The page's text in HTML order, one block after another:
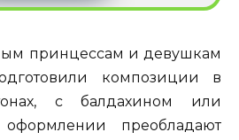
принцессам и девушкам
композиции в
с балдахином или
преобладают